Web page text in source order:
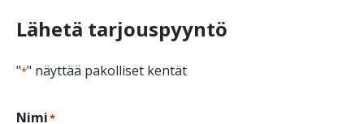
Lähetä tarjouspyyntö
"*" näyttää pakolliset kentät
Nimi*